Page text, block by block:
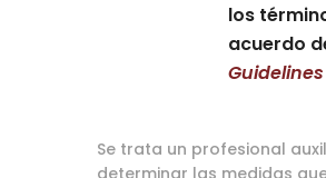
los
acuerdo
Se trata un profesional
determinar las medidas